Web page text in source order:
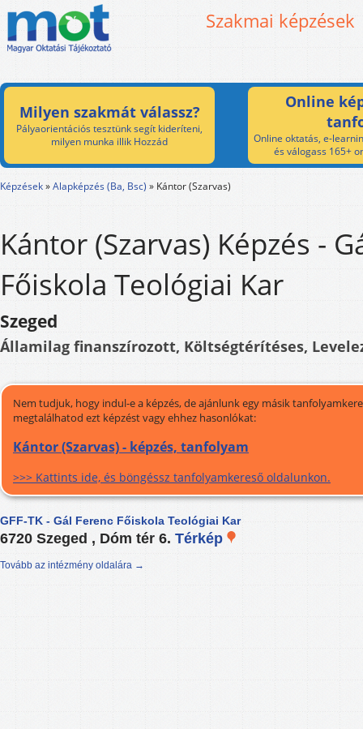
Szakmai képzések
Milyen szakmát válassz?
Pályaorientációs tesztünk segít kideríteni,
milyen munka illik Hozzád
Online
Online oktatás, e-
és válogass 165+
Képzések»Alapképzés (Ba, Bsc) » Kántor (Szarvas)
Kántor (Szarvas) Képzés -
Főiskola Teológiai Kar
Szeged
Államilag finanszírozott, Költségtérítéses,
Nem tudjuk, hogy indul-e a képzés, de ajánlunk egy másik
megtalálhatod ezt képzést vagy ehhez hasonlókat:
Kántor (Szarvas) - képzés, tanfolyam
>>> Kattints ide, és böngéssz tanfolyamkereső oldalunkon.
GFF-TK - Gál Ferenc Főiskola Teológiai Kar
6720 Szeged , Dóm tér 6. Térkép
Tovább az intézmény oldalára →